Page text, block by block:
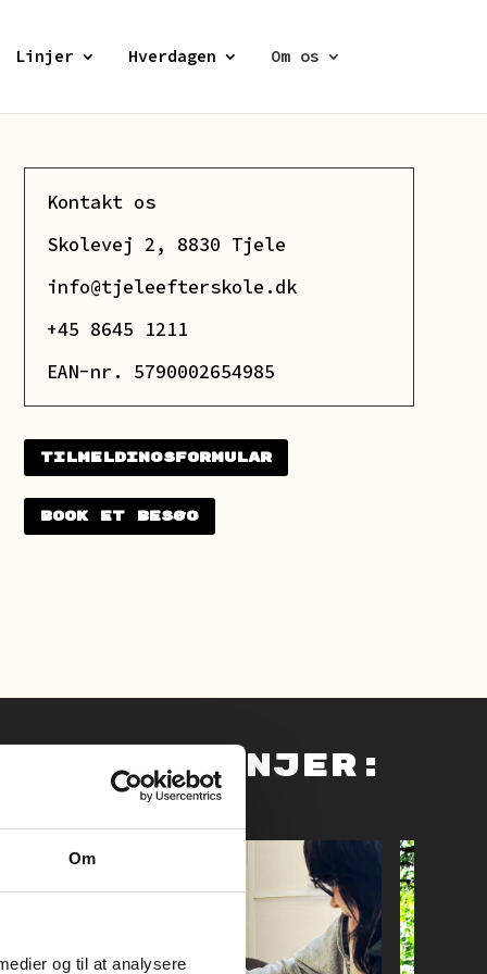
Om
og til at analysere
Linjer Hverdagen Om os
Kontakt os
Skolevej 2, 8830 Tjele
info@tjeleefterskole.dk
+45 8645 1211
EAN-nr. 5790002654985
Tilmeldingsformular
Book et besøg
10 linjer: